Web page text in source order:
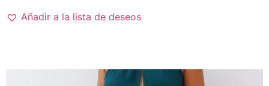
Añadir a la lista de deseos